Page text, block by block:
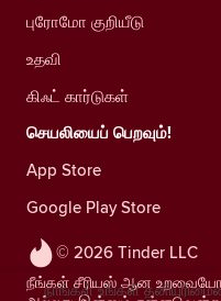
© 2026 Tinder LLC
நீங்கள் சீரியஸ் ஆன உறவையோ,
புரோமோ குறியீடு
உதவி
கிஃட் கார்டுகள்
செயலியைப் பெறவும்!
App Store
Google Play Store
நாங்கள் உங்கள்